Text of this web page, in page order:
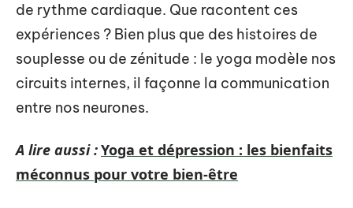
de rythme cardiaque. Que racontent ces
expériences ? Bien plus que des histoires de
souplesse ou de zénitude : le yoga modèle nos
circuits internes, il façonne la communication
entre nos neurones.
A lire aussi :Yoga et dépression : les bienfaits
méconnus pour votre bien-être